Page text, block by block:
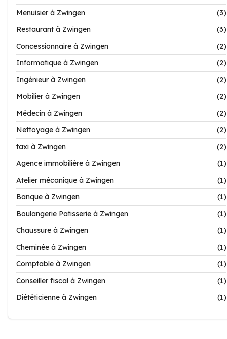
Menuisier à Zwingen
(3)
Restaurant à Zwingen
(3)
Concessionnaire à Zwingen
(2)
Informatique à Zwingen
(2)
Ingénieur à Zwingen
(2)
Mobilier à Zwingen
(2)
Médecin à Zwingen
(2)
Nettoyage à Zwingen
(2)
taxi à Zwingen
(2)
Agence immobilière à Zwingen
(1)
Atelier mécanique à Zwingen
(1)
Banque à Zwingen
(1)
Boulangerie Patisserie à Zwingen
(1)
Chaussure à Zwingen
(1)
Cheminée à Zwingen
(1)
Comptable à Zwingen
(1)
Conseiller fiscal à Zwingen
(1)
Diététicienne à Zwingen
(1)